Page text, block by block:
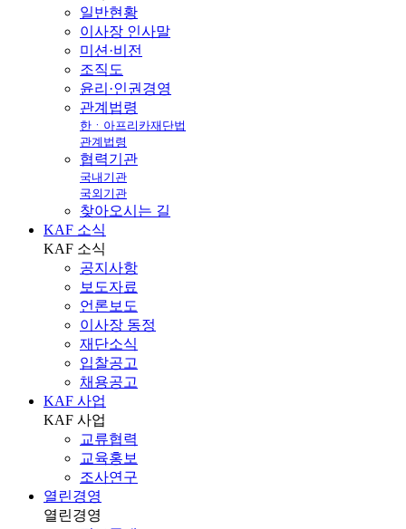
일반현황
이사장 인사말
미션·비전
조직도
윤리·인권경영
관계법령
한ㆍ아프리카재단법
관계법령
협력기관
국내기관
국외기관
찾아오시는 길
KAF 소식
KAF 소식
공지사항
보도자료
언론보도
이사장 동정
재단소식
입찰공고
채용공고
KAF 사업
KAF 사업
교류협력
교육홍보
조사연구
열린경영
열린경영